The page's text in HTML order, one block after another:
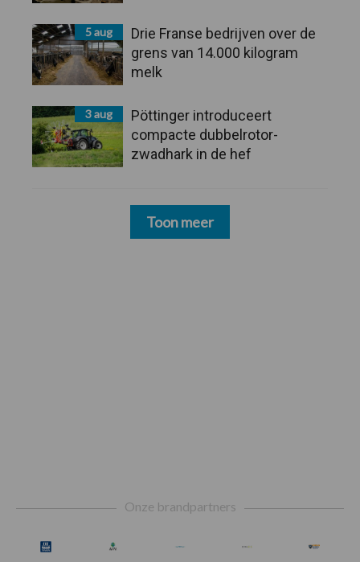
5 aug
Drie Franse bedrijven over de
grens van 14.000 kilogram
melk
3 aug
Pöttinger introduceert
compacte dubbelrotor-
zwadhark in de hef
Toon meer
Onze brandpartners